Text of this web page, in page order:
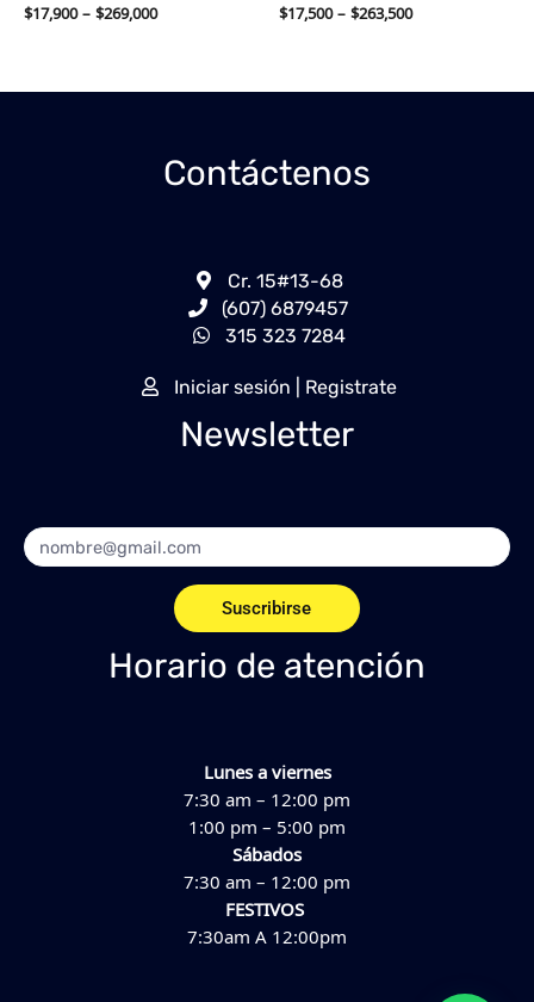
$17,900 – $269,000 $17,500 – $263,500
Contáctenos
Cr. 15#13-68
(607) 6879457
315 323 7284
Iniciar sesión | Registrate
Newsletter
Email
Suscribirse
Horario de atención
Lunes a viernes
7:30 am – 12:00 pm
1:00 pm – 5:00 pm
Sábados
7:30 am – 12:00 pm
FESTIVOS
7:30am A 12:00pm